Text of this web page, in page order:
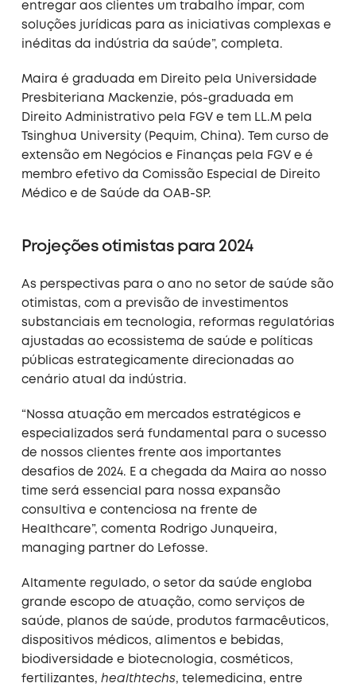
entregar aos clientes um trabalho ímpar, com
soluções jurídicas para as iniciativas complexas e
inéditas da indústria da saúde”, completa.
Maira é graduada em Direito pela Universidade
Presbiteriana Mackenzie, pós-graduada em
Direito Administrativo pela FGV e tem LL.M pela
Tsinghua University (Pequim, China). Tem curso de
extensão em Negócios e Finanças pela FGV e é
membro efetivo da Comissão Especial de Direito
Médico e de Saúde da OAB-SP.
Projeções otimistas para 2024
As perspectivas para o ano no setor de saúde são
otimistas, com a previsão de investimentos
substanciais em tecnologia, reformas regulatórias
ajustadas ao ecossistema de saúde e políticas
públicas estrategicamente direcionadas ao
cenário atual da indústria.
“Nossa atuação em mercados estratégicos e
especializados será fundamental para o sucesso
de nossos clientes frente aos importantes
desafios de 2024. E a chegada da Maira ao nosso
time será essencial para nossa expansão
consultiva e contenciosa na frente de
Healthcare”, comenta Rodrigo Junqueira,
managing partner do Lefosse.
Altamente regulado, o setor da saúde engloba
grande escopo de atuação, como serviços de
saúde, planos de saúde, produtos farmacêuticos,
dispositivos médicos, alimentos e bebidas,
biodiversidade e biotecnologia, cosméticos,
fertilizantes, healthtechs, telemedicina, entre